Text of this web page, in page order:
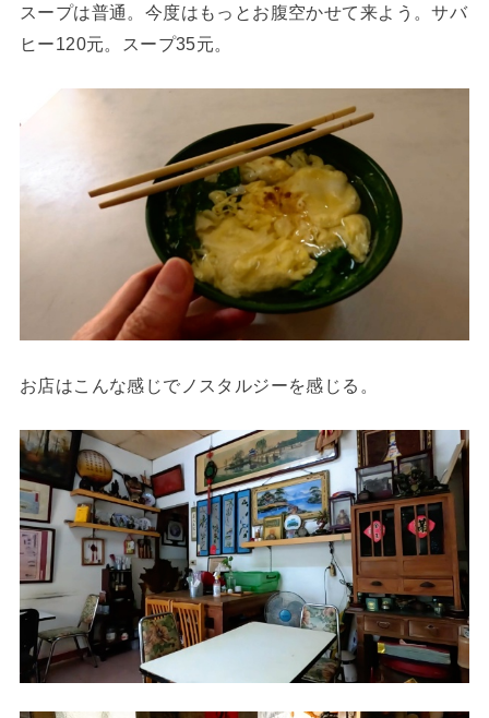
スープは普通。今度はもっとお腹空かせて来よう。サバ
ヒー120元。スープ35元。
お店はこんな感じでノスタルジーを感じる。